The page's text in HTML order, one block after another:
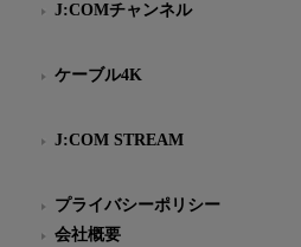
J:COMチャンネル
ケーブル4K
J:COM STREAM
プライバシーポリシー
会社概要